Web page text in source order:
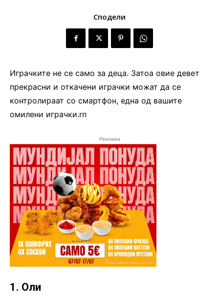
Сподели
Играчките не се само за деца. Затоа овие девет
прекрасни и откачени играчки можат да се
контролираат со смартфон, една од вашите
омилени играчки.rn
Реклама
1. Оли